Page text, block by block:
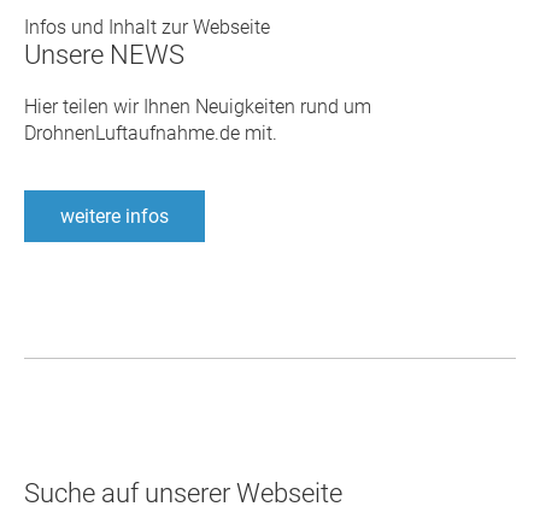
Infos und Inhalt zur Webseite
Unsere NEWS
Hier teilen wir Ihnen Neuigkeiten rund um
DrohnenLuftaufnahme.de mit.
weitere infos
Suche auf unserer Webseite